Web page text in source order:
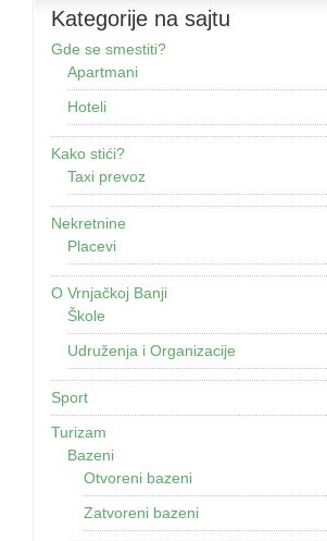
Kategorije na sajtu
Gde se smestiti?
Apartmani
Hoteli
Kako stići?
Taxi prevoz
Nekretnine
Placevi
O Vrnjačkoj Banji
Škole
Udruženja i Organizacije
Sport
Turizam
Bazeni
Otvoreni bazeni
Zatvoreni bazeni